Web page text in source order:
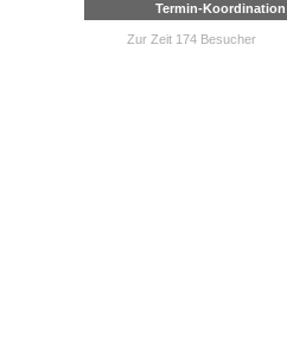
Termin-Koordination
Zur Zeit 174 Besucher